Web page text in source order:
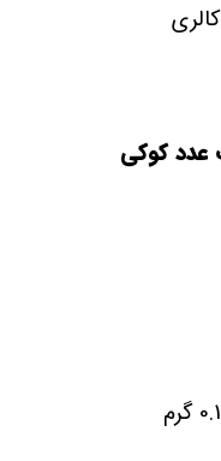
کوکی